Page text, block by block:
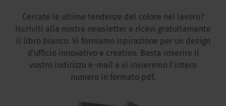
Cercate le ultime tendenze del colore nel lavoro?
Iscriviti alla nostra newsletter e ricevi gratuitamente
il libro bianco. Vi forniamo ispirazione per un design
d'ufficio innovativo e creativo. Basta inserire il
vostro indirizzo e-mail e vi invieremo l'intero
numero in formato pdf.